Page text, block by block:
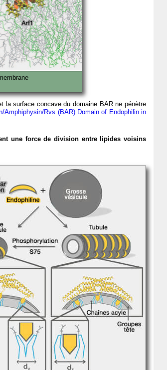
la surface concave du domaine BAR ne pénètre
Amphiphysin/Rvs (BAR) Domain of Endophilin in
une force de division entre lipides voisins